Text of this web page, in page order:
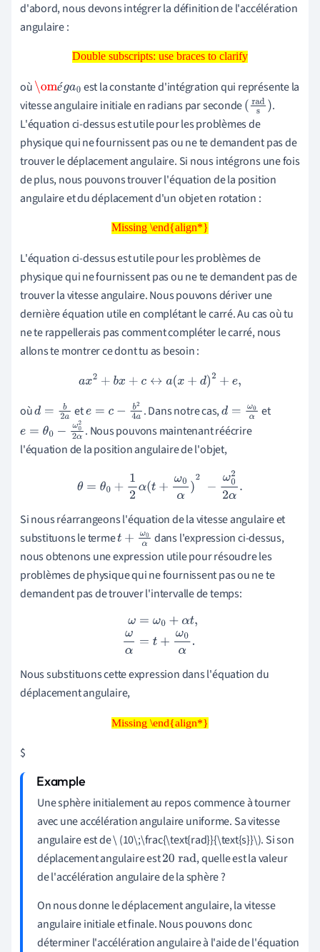
d'abord, nous devons intégrer la définition de l'accélération
angulaire :
Double subscripts: use braces to clarify
Double subscripts: use braces to clarify
où
é
\oméga0 est la constante d'intégration qui représente la
vitesse angulaire initiale en radians par seconde(rads).
L'équation ci-dessus est utile pour les problèmes de
physique qui ne fournissent pas ou ne te demandent pas de
trouver le déplacement angulaire. Si nous intégrons une fois
de plus, nous pouvons trouver l'équation de la position
angulaire et du déplacement d'un objet en rotation :
Missing \end{align*}
Missing \end{align*}
L'équation ci-dessus est utile pour les problèmes de
physique qui ne fournissent pas ou ne te demandent pas de
trouver la vitesse angulaire.Nous pouvons dériver une
dernière équation utile en complétant le carré. Au cas où tu
ne te rappellerais pas comment compléter le carré, nous
allons te montrer ce dont tu as besoin :
ax2 +b x+ c↔a (x+d )2+e,
oùd =b2 a ete=c− b24a . Dans notre cas,d=ω 0α et
e=θ0 −ω 02 2α . Nous pouvons maintenant réécrire
l'équation de la position angulaire de l'objet,
θ= 0 12 t+ 0 α)2− ω0
Si nous réarrangeons l'équation de la vitesse angulaire et
substituons le termet+ω 0α dans l'expression ci-dessus,
nous obtenons une expression utilepour résoudre les
problèmes de physique qui ne fournissent pas ou ne te
demandent pas de trouver l'intervalle de temps:
ω0 +α t,ωα=t +ω0
Nous substituons cette expression dans l'équation du
déplacement angulaire,
Missing \end{align*}
Missing \end{align*}
$
Une sphère initialement au repos commence à tourner
avec une accélération angulaire uniforme. Sa vitesse
angulaire est de \ (10\;\frac{\text{rad}}{\text{s}}\). Sison
déplacement angulaire est20rad , quelle est la valeur
de l'accélération angulaire de la sphère ?
On nous donne le déplacement angulaire, la vitesse
angulaire initiale et finale. Nous pouvons donc
déterminer l'accélération angulaire à l'aide de l'équation